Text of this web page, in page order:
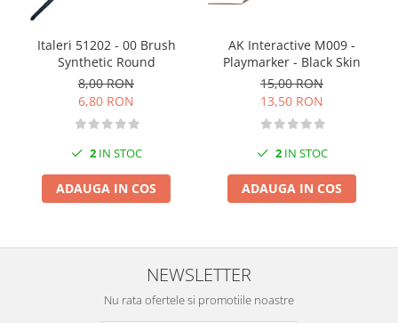
Italeri 51202 - 00 Brush
Synthetic Round
8,00 RON
6,80 RON
2IN STOC
ADAUGA IN COS
AK Interactive M009 -
Playmarker - Black Skin
15,00 RON
13,50 RON
2IN STOC
ADAUGA IN COS
NEWSLETTER
Nu rata ofertele si promotiile noastre